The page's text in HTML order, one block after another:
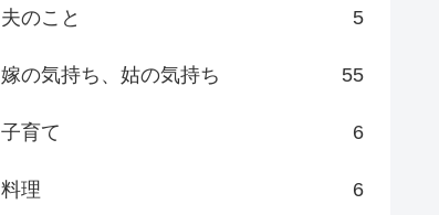
夫のこと 5
嫁の気持ち、姑の気持ち 55
子育て 6
料理 6